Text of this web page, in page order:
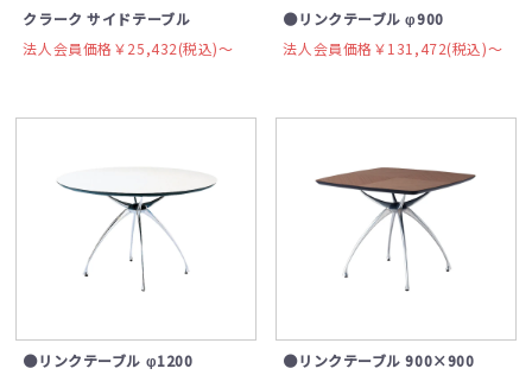
クラーク サイドテーブル
法人会員価格￥25,432(税込)〜
●リンクテーブル φ900
法人会員価格￥131,472(税込)〜
●リンクテーブル φ1200
●リンクテーブル 900×900